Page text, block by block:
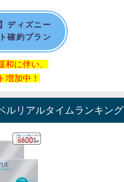
ディズニー
確約プラン
に伴い、
増加中！
ルリアルタイムランキング